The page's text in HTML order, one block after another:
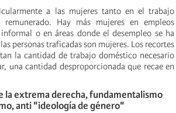
a las mujeres tanto en el trabajo
Hay más mujeres en empleos
o en áreas donde el desempleo se ha
personas traficadas son mujeres. Los recortes
la cantidad de trabajo doméstico necesario
una cantidad desproporcionada que recae en
la extrema derecha, fundamentalismo
anti "ideología de género"